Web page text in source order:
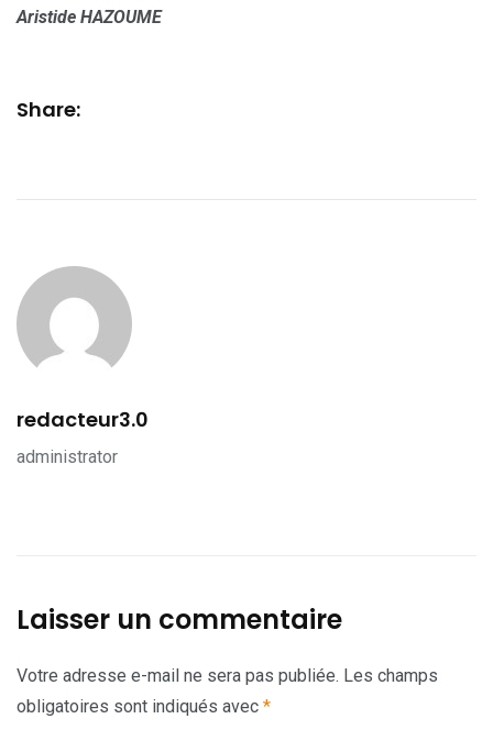
Aristide HAZOUME
Share:
redacteur3.0
administrator
Laisser un commentaire
Votre adresse e-mail ne sera pas publiée. Les champs
obligatoires sont indiqués avec *